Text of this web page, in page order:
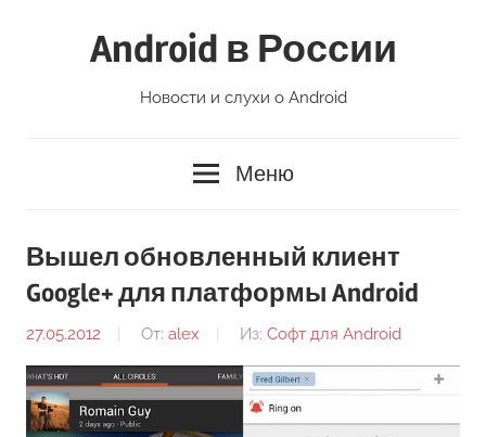
Android в России
Новости и слухи о Android
Меню
Вышел обновленный клиент
Google+ для платформы Android
27.05.2012 От: alex Из: Софт для Android